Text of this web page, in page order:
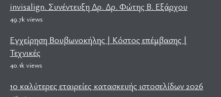
invisalign. Συνέντευξη Δρ. Δρ. Φώτης Β. Εξάρχου
49.7k views
Εγχείρηση Βουβωνοκήλης | Κόστος επέμβασης |
Τεχνικές
40.1k views
10 καλύτερες εταιρείες κατασκευής ιστοσελίδων 2026